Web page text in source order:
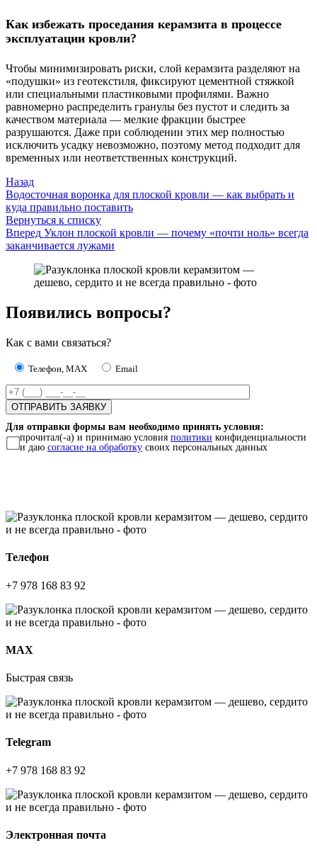
Как избежать проседания керамзита в процессе
эксплуатации кровли?
Чтобы минимизировать риски, слой керамзита разделяют на
«подушки» из геотекстиля, фиксируют цементной стяжкой
или специальными пластиковыми профилями. Важно
равномерно распределить гранулы без пустот и следить за
качеством материала — мелкие фракции быстрее
разрушаются. Даже при соблюдении этих мер полностью
исключить усадку невозможно, поэтому метод подходит для
временных или неответственных конструкций.
Назад
Водосточная воронка для плоской кровли — как выбрать и
куда правильно поставить
Вернуться к списку
Вперед Уклон плоской кровли — почему «почти ноль» всегда
заканчивается лужами
Появились вопросы?
Как с вами связаться?
Телефон, MAX Email
Для отправки формы вам необходимо принять условия:
прочитал(-а) и принимаю условия политики конфиденциальности
и даю согласие на обработку своих персональных данных
Телефон
+7 978 168 83 92
МАХ
Быстрая связь
Telegram
+7 978 168 83 92
Электронная почта